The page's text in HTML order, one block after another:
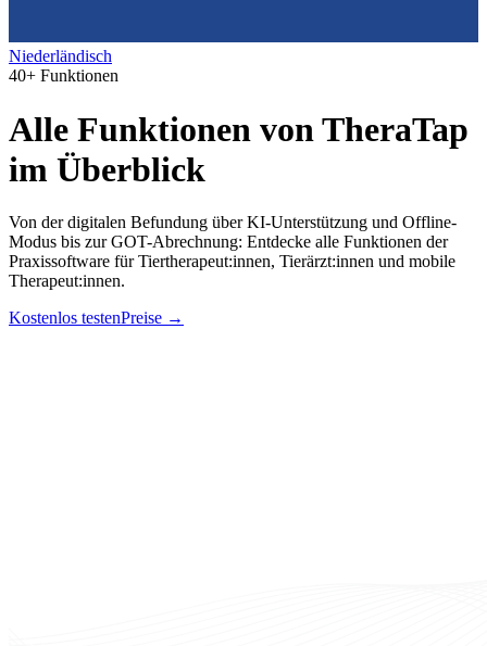
Niederländisch
40+ Funktionen
Alle Funktionen von TheraTap
im Überblick
Von der digitalen Befundung über KI-Unterstützung und Offline-
Modus bis zur GOT-Abrechnung: Entdecke alle Funktionen der
Praxissoftware für Tiertherapeut:innen, Tierärzt:innen und mobile
Therapeut:innen.
Kostenlos testenPreise →